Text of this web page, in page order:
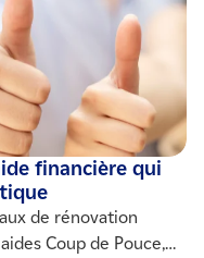
financière qui
de rénovation
Coup de Pouce,